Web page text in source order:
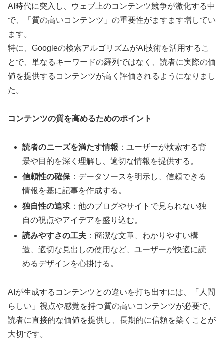
AI時代に突入し、ウェブ上のコンテンツ競争が激化する中
で、「質の高いコンテンツ」の重要性がますます増してい
ます。
特に、Googleの検索アルゴリズムがAI技術を活用するこ
とで、単なるキーワードの羅列ではなく、読者に実際の価
値を提供するコンテンツが高く評価されるようになりまし
た。
コンテンツの質を高めるためのポイント
読者のニーズを満たす情報 ：ユーザーが検索する背
景や目的を深く理解し、適切な情報を提供する。
信頼性の確保 ：データソースを明示し、信頼できる
情報を基に記事を作成する。
独自性の追求 ：他のブログやサイトで見られない独
自の視点やアイデアを盛り込む。
読みやすさの工夫 ：簡潔な文章、わかりやすい構
造、適切な見出しの使用など、ユーザーが快適に読
めるデザインを心掛ける。
AIが生成するコンテンツとの違いを打ち出すには、「人間
らしい」視点や感覚を持つ質の高いコンテンツが必要で、
読者に直接的な価値を提供し、長期的に信頼を築くことが
大切です。